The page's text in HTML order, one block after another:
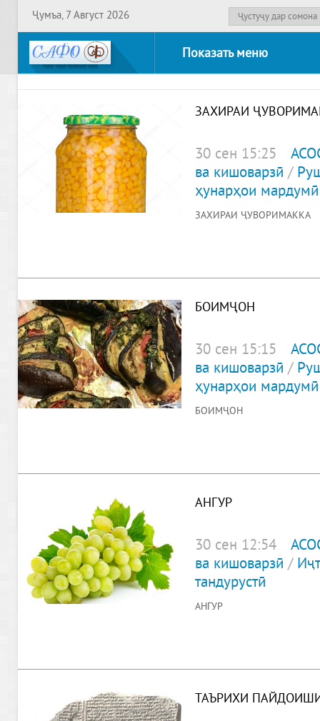
Ҷумъа, 7 Август 2026
Показать меню
ЗАХИРАИ
30 сен 15:25
ва кишоварзӣ /
ҳунарҳои мардумӣ
ЗАХИРАИ ҶУВОРИМАККА
БОИМҶОН
30 сен 15:15
ва кишоварзӣ /
ҳунарҳои мардумӣ
БОИМҶОН
АНГУР
30 сен 12:54
ва кишоварзӣ /
тандурустӣ
АНГУР
ТАЪРИХИ